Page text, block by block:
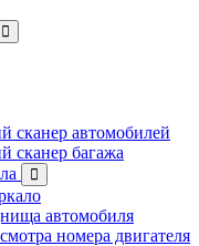
сканер автомобилей
сканер багажа
автомобиля
номера двигателя